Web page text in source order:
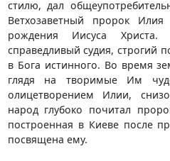
стилю, дал
Ветхозаветный пророк
рождения Иисуса
справедливый судия, строгий
в Бога истинного. Во время
глядя на творимые Им
олицетворением Илии,
народ глубоко почитал
построенная в Киеве после
посвящена ему.